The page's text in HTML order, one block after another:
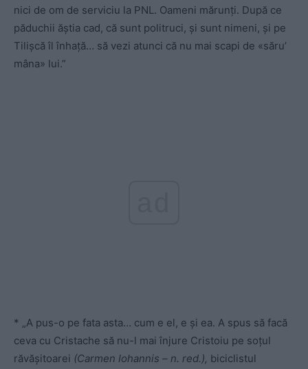
nici de om de serviciu la PNL. Oameni mărunți. După ce
păduchii ăștia cad, că sunt politruci, și sunt nimeni, și pe
Tilișcă îl înhață… să vezi atunci că nu mai scapi de «săru’
mâna» lui.”
* „A pus-o pe fata asta… cum e el, e și ea. A spus să facă
ceva cu Cristache să nu-l mai înjure Cristoiu pe soțul
răvășitoarei (Carmen Iohannis – n. red.), biciclistul